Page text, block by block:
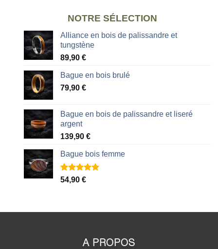
NOTRE SÉLECTION
Alliance en bois de palissandre et
tungstène
89,90 €
Bague en bois brulé
79,90 €
Bague en bois de palissandre et liseré
argent
139,90 €
Bague bois femme
Noté5.00
2
54,90 €
A PROPOS